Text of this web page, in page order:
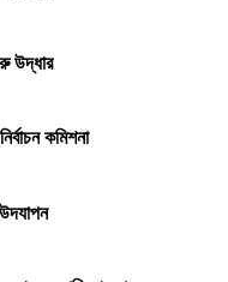
উদ্ধার
কমিশনা